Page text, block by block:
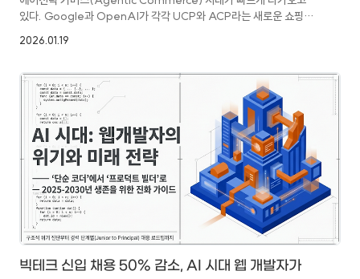
있다. Google과 OpenAI가 각각 UCP와 ACP라는 새로운 쇼핑
것으로 예상된다. 개발자와 쇼핑몰 운영자 모두 알아둬야 할 핵심 내용을
새로운 패러다임UCP (Universal Commerce Protocol):
Google/Shopify 주도의 개방형 쇼핑 표준ACP (Agentic
Commerce Protocol): OpenAI/Stripe 주도의 결제 보안
표준한국 시장: 네이버 AI 브리핑, 카카오 카나나, 와들 젠투..
2026.01.19
빅테크 신입 채용 50% 감소, AI 시대 웹 개발자가